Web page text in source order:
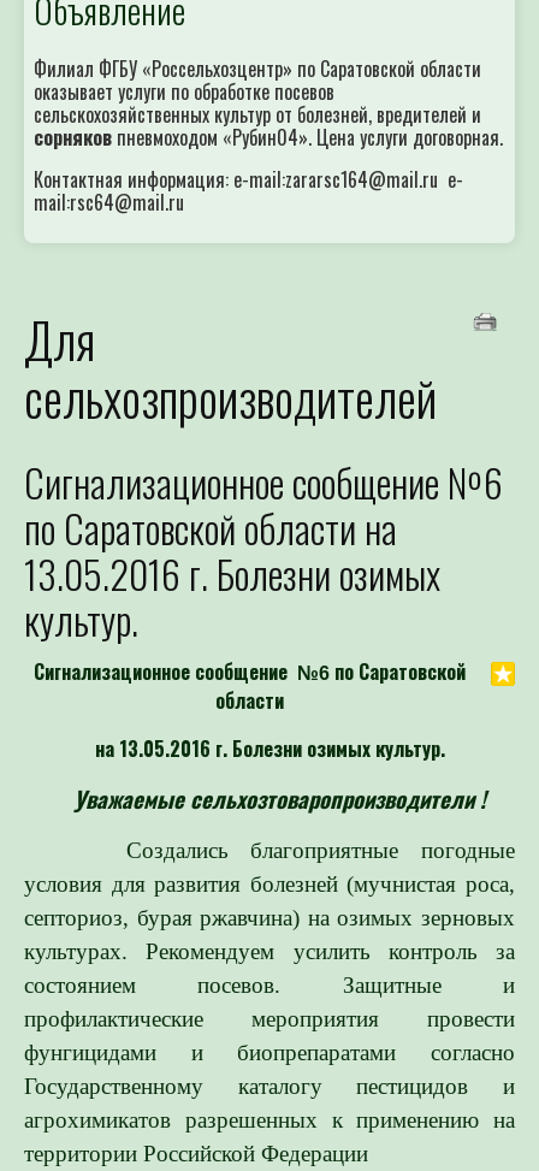
Объявление
Филиал ФГБУ «Россельхозцентр» по Саратовской области
оказывает услуги по обработке посевов
сельскохозяйственных культур от болезней, вредителей и
сорняков пневмоходом «Рубин04». Цена услуги договорная.
Контактная информация: e-mail:zararsc164@mail.ru e-
mail:rsc64@mail.ru
Для
сельхозпроизводителей
Сигнализационное сообщение №6
по Саратовской области на
13.05.2016 г. Болезни озимых
культур.
Сигнализационное сообщение №6 по Саратовской
области
на 13.05.2016 г. Болезни озимых культур.
Уважаемые сельхозтоваропроизводители !
Создались благоприятные погодные
условия для развития болезней (мучнистая роса,
септориоз, бурая ржавчина) на озимых зерновых
культурах. Рекомендуем усилить контроль за
состоянием посевов. Защитные и
профилактические мероприятия провести
фунгицидами и биопрепаратами согласно
Государственному каталогу пестицидов и
агрохимикатов разрешенных к применению на
территории Российской Федерации